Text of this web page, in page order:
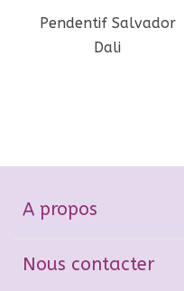
Pendentif Salvador
Dali
A propos
Nous contacter